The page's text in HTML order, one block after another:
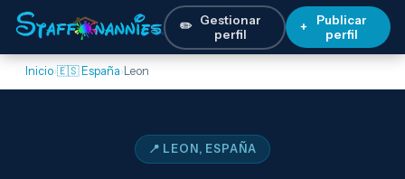
✏️ Gestionar
perfil
+
Publicar
perfil
Inicio›🇪🇸 España› Leon
📍 LEON, ESPAÑA